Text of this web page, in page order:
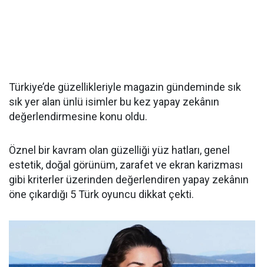
Türkiye’de güzellikleriyle magazin gündeminde sık
sık yer alan ünlü isimler bu kez yapay zekânın
değerlendirmesine konu oldu.
Öznel bir kavram olan güzelliği yüz hatları, genel
estetik, doğal görünüm, zarafet ve ekran karizması
gibi kriterler üzerinden değerlendiren yapay zekânın
öne çıkardığı 5 Türk oyuncu dikkat çekti.